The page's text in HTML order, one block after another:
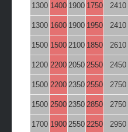
1300 1400 1900 1750 2410
1300 1600 1900 1950 2410
1500 1500 2100 1850 2610
1200 2200 2050 2550 2450
1500 2200 2350 2550 2750
1500 2500 2350 2850 2750
1700 1900 2550 2250 2950